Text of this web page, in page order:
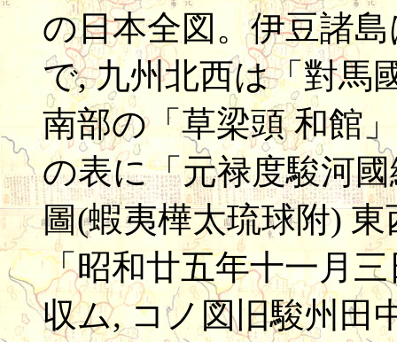
の日本全図。伊豆諸
で, 九州北西は「對馬
南部の「草梁頭 和館
の表に「元禄度駿河
圖(蝦夷樺太琉球附)
「昭和廿五年十一月
収ム, コノ図旧駿州田